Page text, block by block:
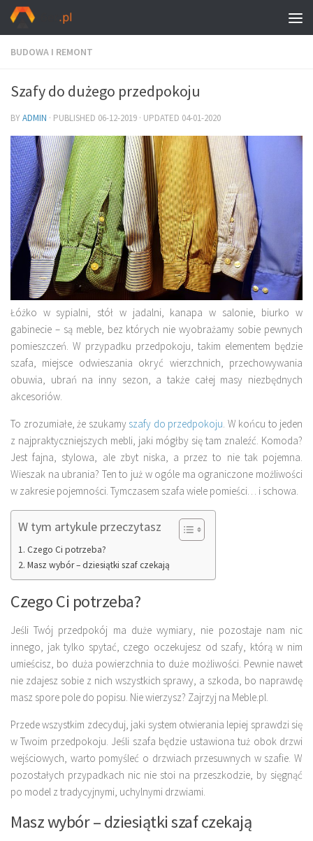
BUDOWA I REMONT
Szafy do dużego przedpokoju
BYADMIN · PUBLISHED 06-12-2019 · UPDATED 04-01-2020
Łóżko w sypialni, stół w jadalni, kanapa w salonie, biurko w
gabinecie – są meble, bez których nie wyobrażamy sobie pewnych
pomieszczeń. W przypadku przedpokoju, takim elementem będzie
szafa, miejsce odwieszania okryć wierzchnich, przechowywania
obuwia, ubrań na inny sezon, a także całej masy niezbędnych
akcesoriów.
To zrozumiałe, że szukamy szafy do przedpokoju. W końcu to jeden
z najpraktyczniejszych mebli, jaki mógłby się tam znaleźć. Komoda?
Jest fajna, stylowa, ale zbyt niska, a przez to nie tak pojemna.
Wieszak na ubrania? Ten to już w ogóle ma ograniczone możliwości
w zakresie pojemności. Tymczasem szafa wiele pomieści… i schowa.
W tym artykule przeczytasz
Czego Ci potrzeba?
Masz wybór – dziesiątki szaf czekają
Czego Ci potrzeba?
Jeśli Twój przedpokój ma duże wymiary, nie pozostaje nam nic
innego, jak tylko spytać, czego oczekujesz od szafy, którą w nim
umieścisz, bo duża powierzchnia to duże możliwości. Pewnie nawet
nie zdajesz sobie z nich wszystkich sprawy, a szkoda, bo naprawdę
masz spore pole do popisu. Nie wierzysz? Zajrzyj na Meble.pl.
Przede wszystkim zdecyduj, jaki system otwierania lepiej sprawdzi się
w Twoim przedpokoju. Jeśli szafa będzie ustawiona tuż obok drzwi
wejściowych, warto pomyśleć o drzwiach przesuwnych w szafie. W
pozostałych przypadkach nic nie stoi na przeszkodzie, by sięgnąć
po model z tradycyjnymi, uchylnymi drzwiami.
Masz wybór – dziesiątki szaf czekają